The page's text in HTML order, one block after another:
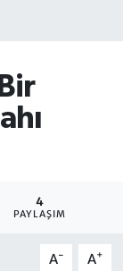
4
PAYLAŞIM
A- A+